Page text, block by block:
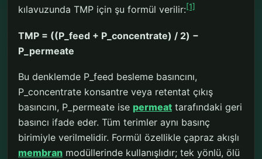
kılavuzunda TMP için şu formül verilir:[1]
TMP = ((P_feed + P_concentrate) / 2) −
P_permeate
Bu denklemde P_feed besleme basıncını,
P_concentrate konsantre veya retentat çıkış
basıncını, P_permeate ise permeat tarafındaki geri
basıncı ifade eder. Tüm terimler aynı basınç
birimiyle verilmelidir. Formül özellikle çapraz akışlı
membran modüllerinde kullanışlıdır; tek yönlü, ölü